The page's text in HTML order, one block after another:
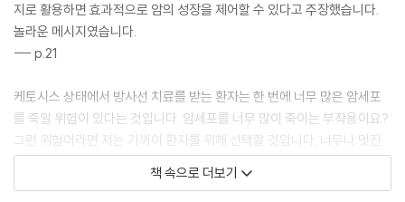
29장. 우리는 포기하지 않는다 ···239
30장. 운동해도 살이 빠지지 않는 이유 ···244
[편집자 코멘트] 콜레스테롤 수치, 어떻게 해석할 것인가 ···254
11부. 다시 항암 치료를 시작하다
31장. 장 수술 후유증, 암세포가 돌아오다 ···261
32장. 신생아가 알려준 MCT오일의 비밀 ···266
[편집자 코멘트] MCT 사골 국물이 간헐적 단식을 돕는다 ···272
지로 활용하면 효과적으로 암의 성장을 제어할 수 있다고 주장했습니다.
놀라운 메시지였습니다.
--- p.21
케토시스 상태에서 방사선 치료를 받는 환자는 한 번에 너무 많은 암세포
를 죽일 위험이 있다는 것입니다. 암세포를 너무 많이 죽이는 부작용이요?
그런 위험이라면 저는 기꺼이 환자를 위해 선택할 것입니다. 너무나 멋진
위험 아닌가요?
책 속으로 더보기